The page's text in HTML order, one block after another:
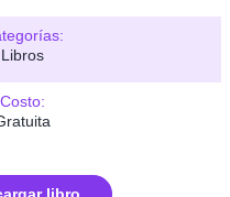
Libros
Costo: